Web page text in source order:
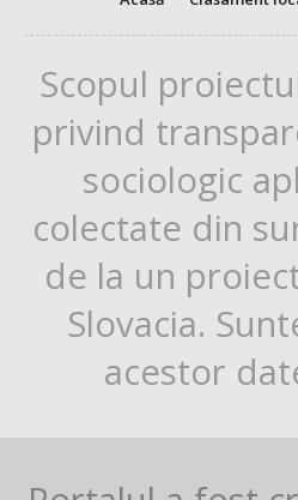
Scopul
privind
sociologic
colectate din
de la un
Slovacia.
acestor